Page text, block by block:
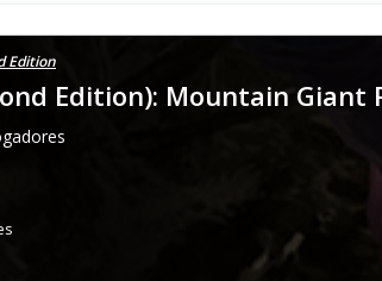
Edition
Edition): Mountain Giant